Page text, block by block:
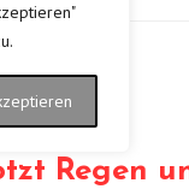
Regen